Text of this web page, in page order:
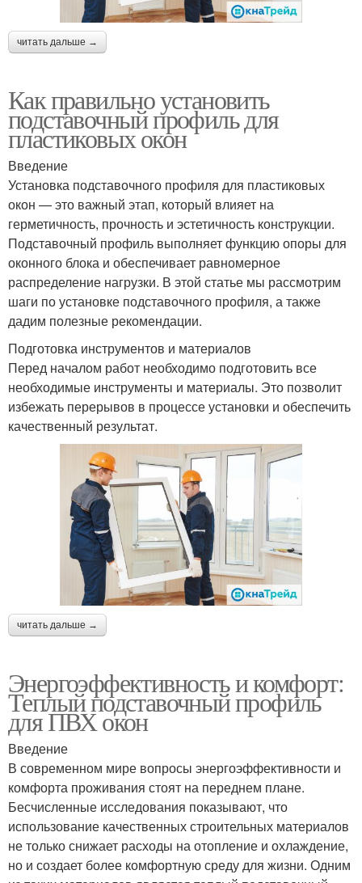
читать дальше →
Как правильно установить
подставочный профиль для
пластиковых окон
Введение
Установка подставочного профиля для пластиковых
окон — это важный этап, который влияет на
герметичность, прочность и эстетичность конструкции.
Подставочный профиль выполняет функцию опоры для
оконного блока и обеспечивает равномерное
распределение нагрузки. В этой статье мы рассмотрим
шаги по установке подставочного профиля, а также
дадим полезные рекомендации.
Подготовка инструментов и материалов
Перед началом работ необходимо подготовить все
необходимые инструменты и материалы. Это позволит
избежать перерывов в процессе установки и обеспечить
качественный результат.
читать дальше →
Энергоэффективность и комфорт:
Теплый подставочный профиль
для ПВХ окон
Введение
В современном мире вопросы энергоэффективности и
комфорта проживания стоят на переднем плане.
Бесчисленные исследования показывают, что
использование качественных строительных материалов
не только снижает расходы на отопление и охлаждение,
но и создает более комфортную среду для жизни. Одним